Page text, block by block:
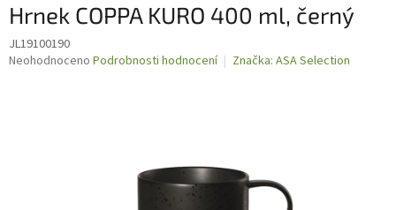
Hrnek COPPA KURO 400 ml, černý
JL19100190
Průměrné
Neohodnoceno Podrobnosti hodnocení Značka: ASA Selection